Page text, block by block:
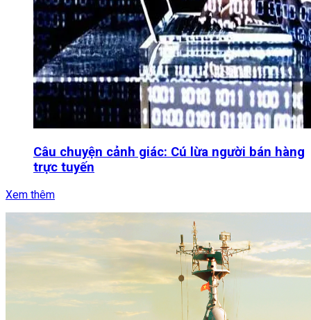
Câu chuyện cảnh giác: Cú lừa người bán hàng
trực tuyến
Xem thêm